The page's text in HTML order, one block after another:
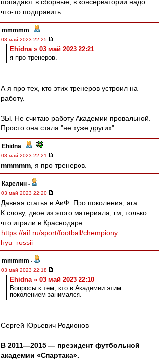
попадают в сборные, в консерватории надо
что-то подправить.
mmmmm -
03 май 2023 22:25
Ehidna » 03 май 2023 22:21
я про тренеров.
А я про тех, кто этих тренеров устроил на
работу.
ЗЫ. Не считаю работу Академии провальной.
Просто она стала "не хуже других".
Ehidna -
03 май 2023 22:21
mmmmm , я про тренеров.
Карелин -
03 май 2023 22:20
Давняя статья в АиФ. Про поколения, ага..
К слову, двое из этого материала, гм, только
что играли в Краснодаре.
https://aif.ru/sport/football/chempiony ...
hyu_rossii
mmmmm -
03 май 2023 22:18
Ehidna » 03 май 2023 22:10
Вопросы к тем, кто в Академии этим
поколением занимался.
Сергей Юрьевич Родионов
В 2011—2015 — президент футбольной
академии «Спартака».